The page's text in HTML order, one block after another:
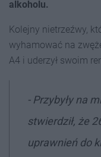
alkoholu.
Kolejny nietrzeźwy,
wyhamować na
A4 i uderzył swoim
- Przybyły na
stwierdził, że
uprawnień do